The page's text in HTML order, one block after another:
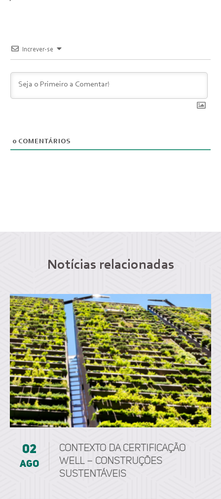
Increver-se
0 COMENTÁRIOS
Notícias relacionadas
02
ago
CONTEXTO DA CERTIFICAÇÃO
WELL – CONSTRUÇÕES
SUSTENTÁVEIS